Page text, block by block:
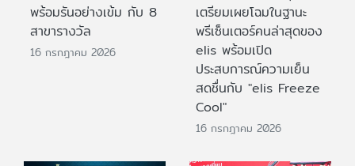
พร้อมรันอย่างเข้ม กับ 8
สาขารางวัล
16 กรกฎาคม 2026
เตรียมเผยโฉมในฐานะ
พรีเซ็นเตอร์คนล่าสุดของ
elis พร้อมเปิด
ประสบการณ์ความเย็น
สดชื่นกับ "elis Freeze
Cool"
16 กรกฎาคม 2026